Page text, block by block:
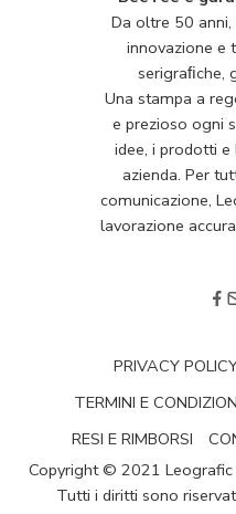
Da oltre 50
innovazione e
serigraﬁche,
Una stampa a
e prezioso ogni
idee, i prodotti e
azienda. Per
comunicazione,
lavorazione
PRIVACY
TERMINI E
RESI E RIMBORSI
Copyright © 2021 Leografic
Tutti i diritti sono